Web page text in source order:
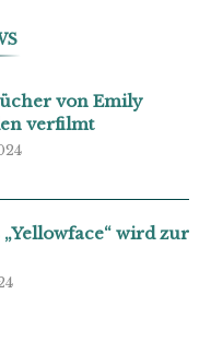
von Emily
verfilmt
„Yellowface“ wird zur